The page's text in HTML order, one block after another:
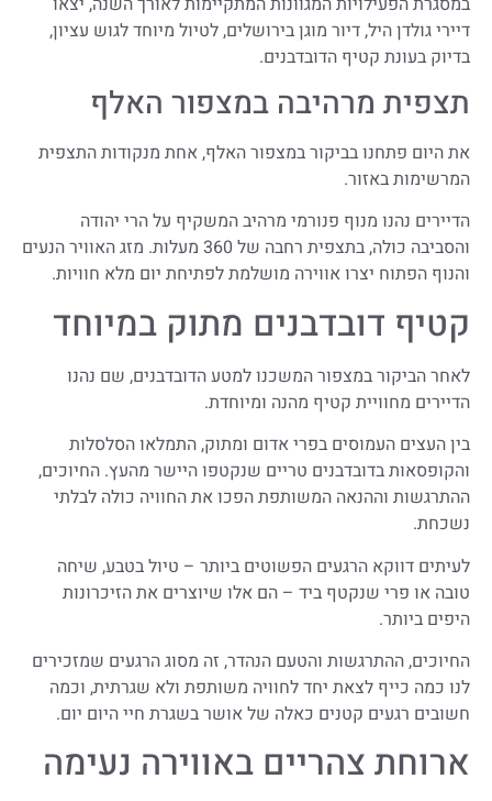
דיירי גולדן היל, דיור מוגן בירושלים, לטיול מיוחד לגוש עציון,
בדיוק בעונת קטיף הדובדבנים.
תצפית מרהיבה במצפור האלף
את היום פתחנו בביקור במצפור האלף, אחת מנקודות התצפית
המרשימות באזור.
הדיירים נהנו מנוף פנורמי מרהיב המשקיף על הרי יהודה
והסביבה כולה, בתצפית רחבה של 360 מעלות. מזג האוויר הנעים
והנוף הפתוח יצרו אווירה מושלמת לפתיחת יום מלא חוויות.
קטיף דובדבנים מתוק במיוחד
לאחר הביקור במצפור המשכנו למטע הדובדבנים, שם נהנו
הדיירים מחוויית קטיף מהנה ומיוחדת.
בין העצים העמוסים בפרי אדום ומתוק, התמלאו הסלסלות
והקופסאות בדובדבנים טריים שנקטפו היישר מהעץ. החיוכים,
ההתרגשות וההנאה המשותפת הפכו את החוויה כולה לבלתי
נשכחת.
לעיתים דווקא הרגעים הפשוטים ביותר – טיול בטבע, שיחה
טובה או פרי שנקטף ביד – הם אלו שיוצרים את הזיכרונות
היפים ביותר.
החיוכים, ההתרגשות והטעם הנהדר, זה מסוג הרגעים שמזכירים
לנו כמה כייף לצאת יחד לחוויה משותפת ולא שגרתית, וכמה
חשובים רגעים קטנים כאלה של אושר בשגרת חיי היום יום.
ארוחת צהריים באווירה נעימה